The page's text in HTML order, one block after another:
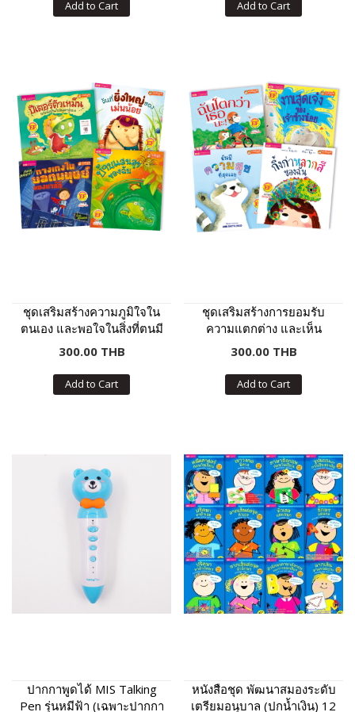
Add to Cart Add to Cart
ชุดเสริมสร้างความภูมิใจใน
ตนเอง และพอใจในสิ่งที่ตนมี
300.00 THB
Add to Cart
ชุดเสริมสร้างการยอมรับ
ความแตกต่าง และเห็น
คุณค่าของตนเองและผู้อื่น
300.00 THB
Add to Cart
ปากกาพูดได้ MIS Talking
Pen รุ่นหมีฟ้า (เฉพาะปากกา
หนังสือชุด พัฒนาสมองระดับ
เตรียมอนุบาล (ปกน้ำเงิน) 12